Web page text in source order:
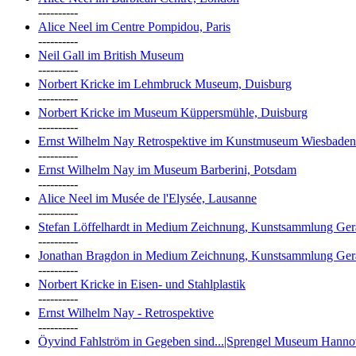
----------
Alice Neel im Centre Pompidou, Paris
----------
Neil Gall im British Museum
----------
Norbert Kricke im Lehmbruck Museum, Duisburg
----------
Norbert Kricke im Museum Küppersmühle, Duisburg
----------
Ernst Wilhelm Nay Retrospektive im Kunstmuseum Wiesbaden
----------
Ernst Wilhelm Nay im Museum Barberini, Potsdam
----------
Alice Neel im Musée de l'Elysée, Lausanne
----------
Stefan Löffelhardt in Medium Zeichnung, Kunstsammlung
----------
Jonathan Bragdon in Medium Zeichnung, Kunstsammlung
----------
Norbert Kricke in Eisen- und Stahlplastik
----------
Ernst Wilhelm Nay - Retrospektive
----------
Öyvind Fahlström in Gegeben sind...|Sprengel Museum